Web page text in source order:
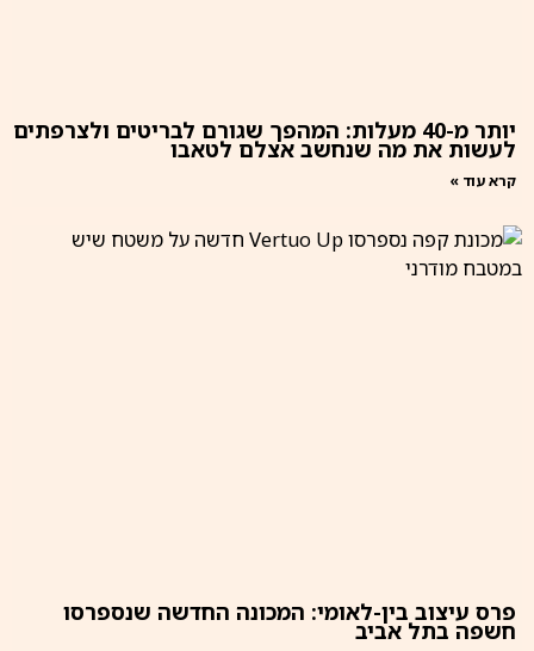
יותר מ-40 מעלות: המהפך שגורם לבריטים ולצרפתים
לעשות את מה שנחשב אצלם לטאבו
קרא עוד »
פרס עיצוב בין-לאומי: המכונה החדשה שנספרסו
חשפה בתל אביב